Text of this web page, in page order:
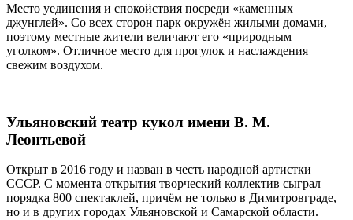
Место уединения и спокойствия посреди «каменных
джунглей». Со всех сторон парк окружён жилыми домами,
поэтому местные жители величают его «природным
уголком». Отличное место для прогулок и наслаждения
свежим воздухом.
Ульяновский театр кукол имени В. М.
Леонтьевой
Открыт в 2016 году и назван в честь народной артистки
СССР. С момента открытия творческий коллектив сыграл
порядка 800 спектаклей, причём не только в Димитровграде,
но и в других городах Ульяновской и Самарской области.